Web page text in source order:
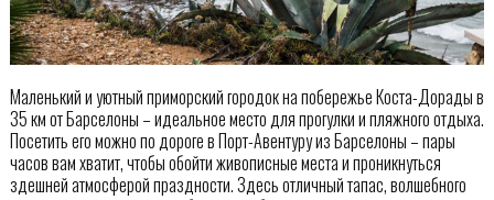
Маленький и уютный приморский городок на побережье Коста-Дорады в
35 км от Барселоны – идеальное место для прогулки и пляжного отдыха.
Посетить его можно по дороге в Порт-Авентуру из Барселоны – пары
часов вам хватит, чтобы обойти живописные места и проникнуться
здешней атмосферой праздности. Здесь отличный тапас, волшебного